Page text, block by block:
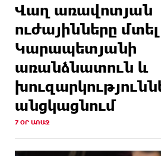
Վաղ առավոտյան
ուժայինները
Կարապետյանի
առանձնատուն և
անցկացնում
7 ՕՐ ԱՌԱՋ